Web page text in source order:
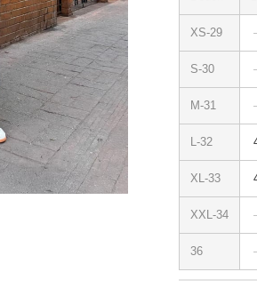
XS-29
S-30
M-31
L-32
XL-33
XXL-34
36